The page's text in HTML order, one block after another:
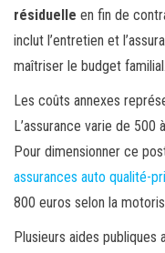
résiduelle en fin de
inclut l’entretien et
maîtriser le budget familial.
Les coûts annexes
L’assurance varie de
Pour dimensionner ce
assurances auto qualité-
800 euros selon la
Plusieurs aides publiques